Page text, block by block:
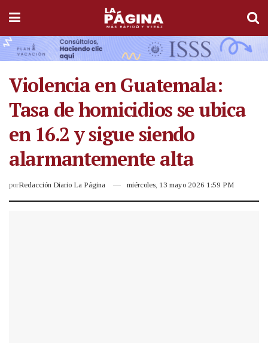
Violencia en Guatemala:
Tasa de homicidios se ubica
en 16.2 y sigue siendo
alarmantemente alta
porRedacción Diario La Página miércoles, 13 mayo 2026 1:59 PM